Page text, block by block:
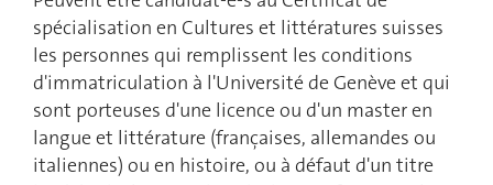
spécialisation en Cultures et littératures suisses
les personnes qui remplissent les conditions
d'immatriculation à l'Université de Genève et qui
sont porteuses d'une licence ou d'un master en
langue et littérature (françaises, allemandes ou
italiennes) ou en histoire, ou à défaut d'un titre